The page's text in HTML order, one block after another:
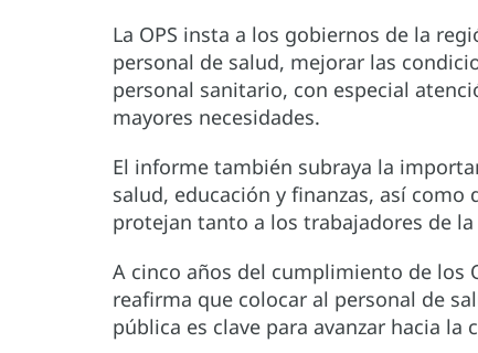
La OPS insta a los gobiernos de la
personal de salud, mejorar las
personal sanitario, con especial
mayores necesidades.
El informe también subraya la
salud, educación y finanzas, así
protejan tanto a los trabajadores de
A cinco años del cumplimiento de los
reafirma que colocar al personal de
pública es clave para avanzar hacia la